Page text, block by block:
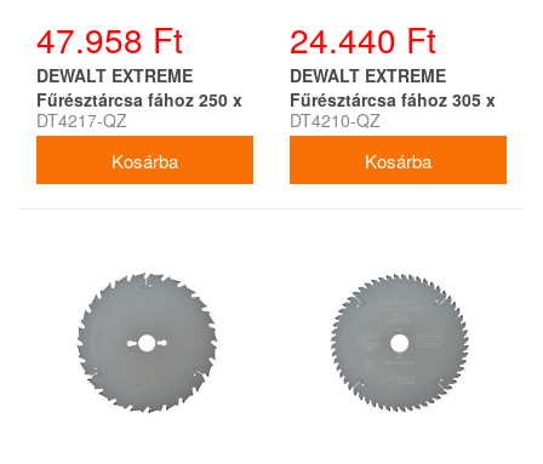
47.958 Ft
DEWALT EXTREME
Fűrésztárcsa fához 250 x
30 x 3,2 mm / 60T
DT4217-QZ
24.440 Ft
DEWALT EXTREME
Fűrésztárcsa fához 305 x
30 x 2,6 mm / 32T
DT4210-QZ